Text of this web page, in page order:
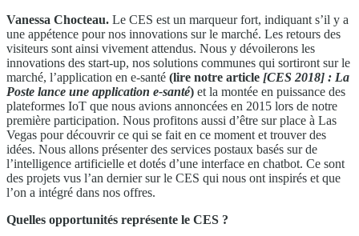
Vanessa Chocteau. Le CES est un marqueur fort, indiquant s’il y a
une appétence pour nos innovations sur le marché. Les retours des
visiteurs sont ainsi vivement attendus. Nous y dévoilerons les
innovations des start-up, nos solutions communes qui sortiront sur le
marché, l’application en e-santé (lire notre article [CES 2018] : La
Poste lance une application e-santé) et la montée en puissance des
plateformes IoT que nous avions annoncées en 2015 lors de notre
première participation. Nous profitons aussi d’être sur place à Las
Vegas pour découvrir ce qui se fait en ce moment et trouver des
idées. Nous allons présenter des services postaux basés sur de
l’intelligence artificielle et dotés d’une interface en chatbot. Ce sont
des projets vus l’an dernier sur le CES qui nous ont inspirés et que
l’on a intégré dans nos offres.
Quelles opportunités représente le CES ?